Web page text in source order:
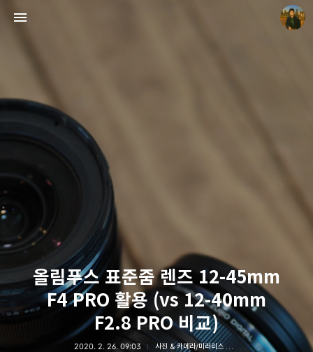
올림푸스 표준줌 렌즈 12-45mm
F4 PRO 활용 (vs 12-40mm
F2.8 PRO 비교)
2020. 2. 26. 09:03 사진 & 카메라/미러리스 카메라